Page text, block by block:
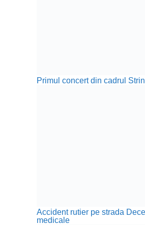
Primul concert din cadrul
Accident rutier pe strada
medicale